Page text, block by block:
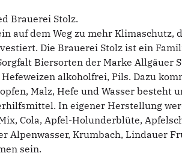
Brauerei Stolz.
auf dem Weg zu mehr Klimaschutz,
Die Brauerei Stolz ist ein
Biersorten der Marke Allgäuer
alkoholfrei, Pils. Dazu
Malz, Hefe und Wasser besteht
In eigener Herstellung
Cola, Apfel-Holunderblüte,
Krumbach, Lindauer
sein.